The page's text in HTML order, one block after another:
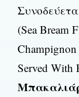
(Sea Bream
Served With